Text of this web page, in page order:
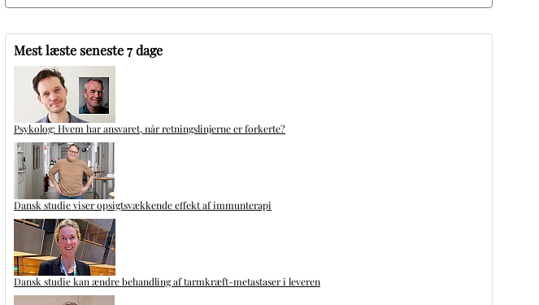
Mest læste seneste 7 dage
Psykolog: Hvem har ansvaret, når retningslinjerne er forkerte?
Dansk studie viser opsigtsvækkende effekt af immunterapi
Dansk studie kan ændre behandling af tarmkræft-metastaser i leveren